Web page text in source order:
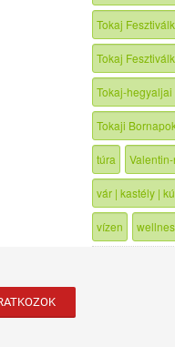
Tokaj
Tokaj
Tokaj-
Tokaji
túra
vár | kastély |
vízen